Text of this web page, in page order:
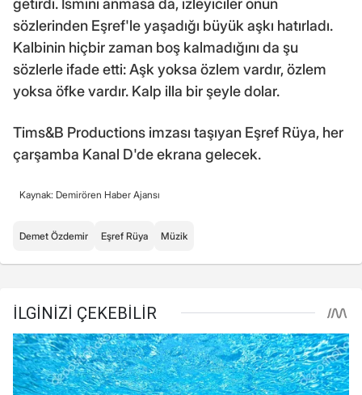
getirdi. İsmini anmasa da, izleyiciler onun
sözlerinden Eşref'le yaşadığı büyük aşkı hatırladı.
Kalbinin hiçbir zaman boş kalmadığını da şu
sözlerle ifade etti: Aşk yoksa özlem vardır, özlem
yoksa öfke vardır. Kalp illa bir şeyle dolar.
Tims&B Productions imzası taşıyan Eşref Rüya, her
çarşamba Kanal D'de ekrana gelecek.
Kaynak: Demirören Haber Ajansı
Demet Özdemir Eşref Rüya Müzik